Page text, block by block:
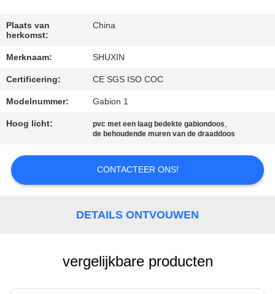
MET
ONS
NIEUWS
AANVRAGEN
Plaats van
herkomst:
China
Merknaam: SHUXIN
Certificering: CE SGS ISO COC
Modelnummer: Gabion 1
Hoog licht: pvc met een laag bedekte gabiondoos,
de behoudende muren van de draaddoos
CONTACTEER ONS!
DETAILS ONTVOUWEN
vergelijkbare producten